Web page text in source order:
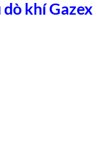
khí Gazex